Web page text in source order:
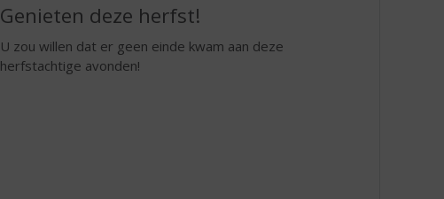
Genieten deze herfst!
U zou willen dat er geen einde kwam aan deze
herfstachtige avonden!